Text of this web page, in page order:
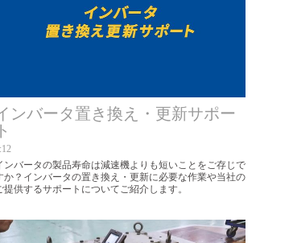
ンバータ置き換え・更新サポー
ト
ンバータの製品寿命は減速機よりも短いことをご存じで
か？インバータの置き換え・更新に必要な作業や当社の
提供するサポートについてご紹介します。